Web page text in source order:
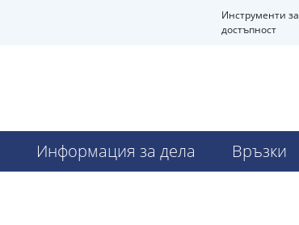
Инструменти за
достъпност
Информация за дела Връзки